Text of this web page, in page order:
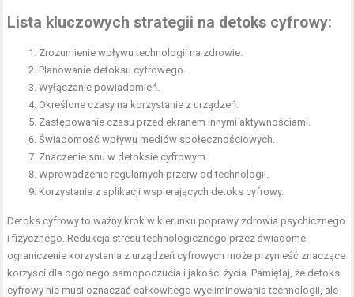
Lista kluczowych strategii na detoks cyfrowy:
Zrozumienie wpływu technologii na zdrowie.
Planowanie detoksu cyfrowego.
Wyłączanie powiadomień.
Określone czasy na korzystanie z urządzeń.
Zastępowanie czasu przed ekranem innymi aktywnościami.
Świadomość wpływu mediów społecznościowych.
Znaczenie snu w detoksie cyfrowym.
Wprowadzenie regularnych przerw od technologii.
Korzystanie z aplikacji wspierających detoks cyfrowy.
Detoks cyfrowy to ważny krok w kierunku poprawy zdrowia psychicznego
i fizycznego. Redukcja stresu technologicznego przez świadome
ograniczenie korzystania z urządzeń cyfrowych może przynieść znaczące
korzyści dla ogólnego samopoczucia i jakości życia. Pamiętaj, że detoks
cyfrowy nie musi oznaczać całkowitego wyeliminowania technologii, ale